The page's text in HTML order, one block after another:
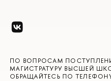
ПО ВОПРОСАМ
МАГИСТРАТУРУ ВЫСШЕЙ
ОБРАЩАЙТЕСЬ ПО